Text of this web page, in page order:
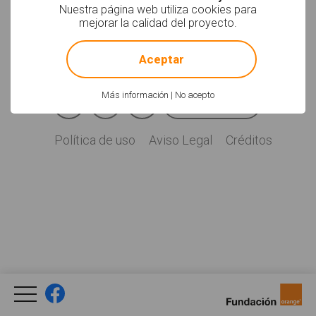
Soyvisual.org es un
Fundación Orange.
Social
FacebookYouTubeTwitter
Newsletter
Política de uso Aviso Legal Créditos
Nuestra página web utiliza cookies para
mejorar la calidad del proyecto.
Más información | No acepto
! Not valid!
Aceptar